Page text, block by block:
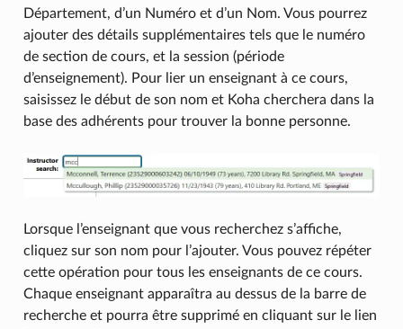
Département, d’un Numéro et d’un Nom. Vous pourrez
ajouter des détails supplémentaires tels que le numéro
de section de cours, et la session (période
d’enseignement). Pour lier un enseignant à ce cours,
saisissez le début de son nom et Koha cherchera dans la
base des adhérents pour trouver la bonne personne.
Lorsque l’enseignant que vous recherchez s’affiche,
cliquez sur son nom pour l’ajouter. Vous pouvez répéter
cette opération pour tous les enseignants de ce cours.
Chaque enseignant apparaîtra au dessus de la barre de
recherche et pourra être supprimé en cliquant sur le lien